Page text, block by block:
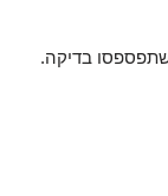
בדיקה.